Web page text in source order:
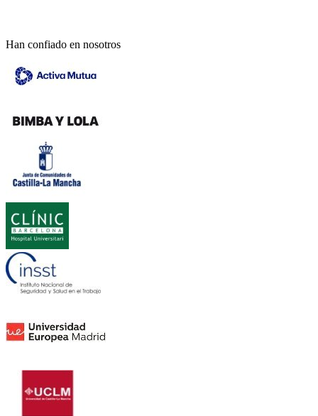
Han confiado en nosotros